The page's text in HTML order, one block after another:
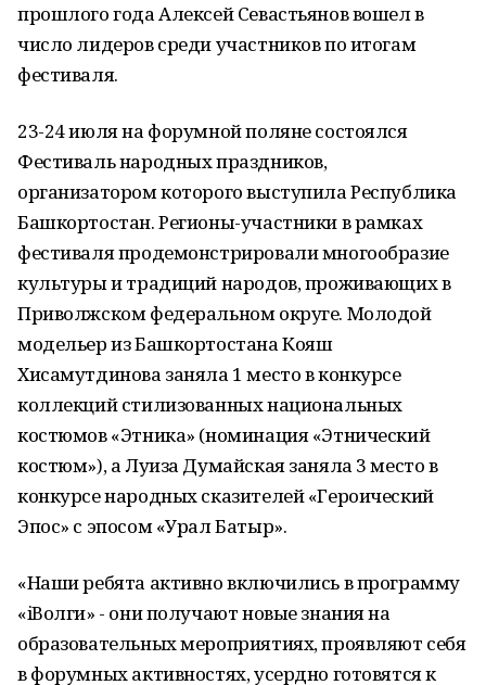
прошлого года Алексей Севастьянов вошел в
число лидеров среди участников по итогам
фестиваля.
23-24 июля на форумной поляне состоялся
Фестиваль народных праздников,
организатором которого выступила Республика
Башкортостан. Регионы-участники в рамках
фестиваля продемонстрировали многообразие
культуры и традиций народов, проживающих в
Приволжском федеральном округе. Молодой
модельер из Башкортостана Кояш
Хисамутдинова заняла 1 место в конкурсе
коллекций стилизованных национальных
костюмов «Этника» (номинация «Этнический
костюм»), а Луиза Думайская заняла 3 место в
конкурсе народных сказителей «Героический
Эпос» с эпосом «Урал Батыр».
«Наши ребята активно включились в программу
«iВолги» - они получают новые знания на
образовательных мероприятиях, проявляют себя
в форумных активностях, усердно готовятся к